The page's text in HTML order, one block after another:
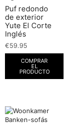
Puf redondo
de exterior
Yute El Corte
Inglés
€59.95
COMPRAR
EL
PRODUCTO